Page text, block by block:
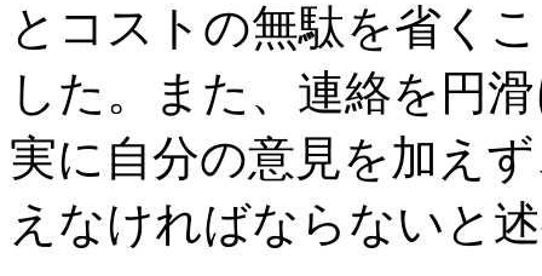
とコストの無駄を省く
した。また、連絡を円
実に自分の意見を加え
えなければならないと